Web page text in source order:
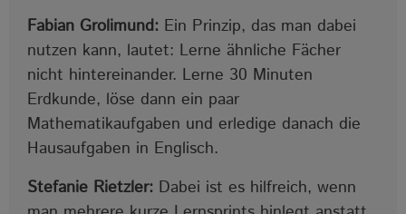
Fabian Grolimund: Ein Prinzip, das man dabei
nutzen kann, lautet: Lerne ähnliche Fächer
nicht hintereinander. Lerne 30 Minuten
Erdkunde, löse dann ein paar
Mathematikaufgaben und erledige danach die
Hausaufgaben in Englisch.
Stefanie Rietzler: Dabei ist es hilfreich, wenn